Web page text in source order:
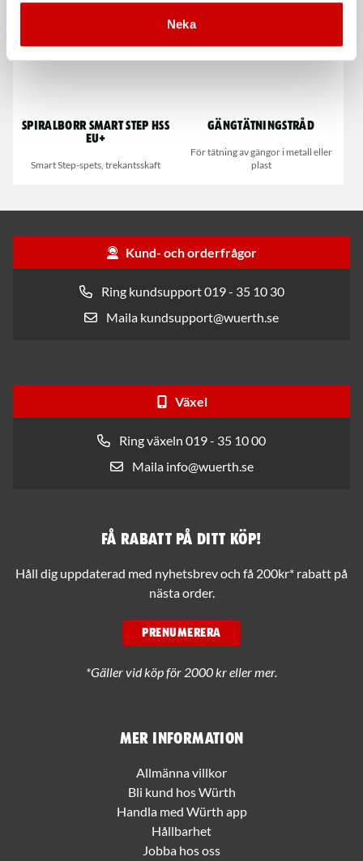
Neka
Spiralborr Smart Step HSS
EU+
Smart Step-spets, trekantsskaft
Gängtätningstråd
För tätning av gängor i metall eller
plast
Kund- och orderfrågor
Ring kundsupport 019 - 35 10 30
Maila kundsupport@wuerth.se
Växel
Ring växeln 019 - 35 10 00
Maila info@wuerth.se
Mer information
Allmänna villkor
Bli kund hos Würth
Handla med Würth app
Hållbarhet
Jobba hos oss
Få rabatt på ditt köp!
Håll dig uppdaterad med nyhetsbrev och få 200kr* rabatt på
nästa order.
PRENUMERERA
*Gäller vid köp för 2000 kr eller mer.